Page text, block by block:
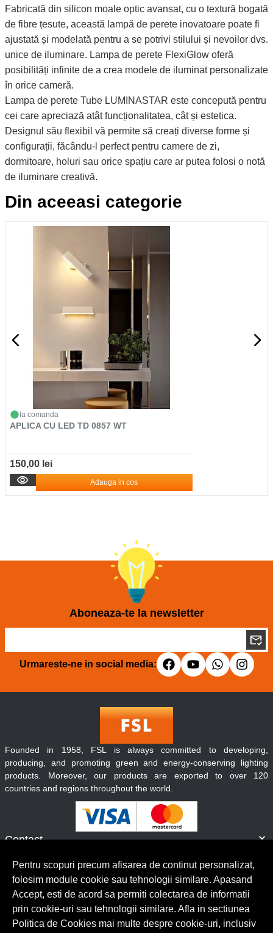
Fabricată din silicon moale optic avansat, cu o textură bogată
de fibre țesute, această lampă de perete inovatoare poate fi
ajustată și modelată pentru a se potrivi stilului și nevoilor dvs.
unice de iluminare. Lampa de perete FlexiGlow oferă
posibilități infinite de a crea modele de iluminat personalizate
în orice cameră.
Lampa de perete Tube LUMINASTAR este concepută pentru
cei care apreciază atât funcționalitatea, cât și estetica.
Designul său flexibil vă permite să creați diverse forme și
configurații, făcându-l perfect pentru camere de zi,
dormitoare, holuri sau orice spațiu care ar putea folosi o notă
de iluminare creativă.
Din aceeasi categorie
la comanda
APLICA CU LED TD 0857 WT
150,00 lei
Adauga in cos
Aboneaza-te la newsletter
Urmareste-ne in social media:
Contact
Servicii clienti
Founded in 1958, FSL is always committed to developing,
producing, and promoting green and energy-conserving lighting
products. Moreover, our products are exported to over 120
countries and regions throughout the world.
© Copyright 2026 Lumilux. Toate drepturile rezervate.
Pentru scopuri precum afisarea de continut personalizat,
folosim module cookie sau tehnologii similare. Apasand
Accept, esti de acord sa permiti colectarea de informatii
prin cookie-uri sau tehnologii similare. Afla in sectiunea
Politica de Cookies mai multe despre cookie-uri, inclusiv